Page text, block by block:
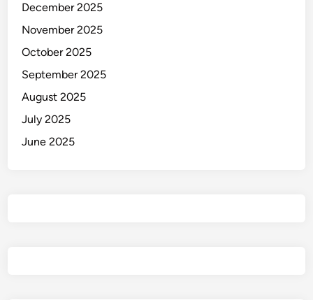
December 2025
November 2025
October 2025
September 2025
August 2025
July 2025
June 2025